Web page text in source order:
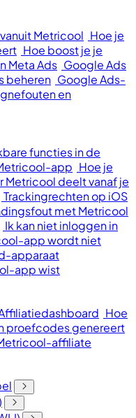
Metricool Hoe je
Hoe boost je je
Meta Ads Google Ads
beheren Google Ads-
en
functies in de
app Hoe je
Metricool deelt vanaf je
Trackingrechten op iOS
met Metricool
Ik kan niet inloggen in
app wordt niet
apparaat
app wist
Hoe
proefcodes genereert
affiliate